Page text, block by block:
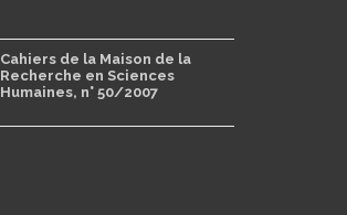
Cahiers de la Maison de la
Recherche en Sciences
Humaines, n° 50/2007